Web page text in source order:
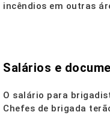
incêndios em outras
Salários e
O salário para
Chefes de brigada